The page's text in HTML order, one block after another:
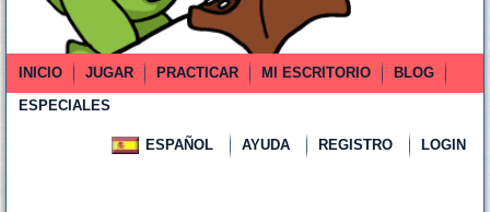
INICIO JUGAR PRACTICAR MI ESCRITORIO
BLOG
ESPECIALES
ESPAÑOL AYUDA REGISTRO LOGIN